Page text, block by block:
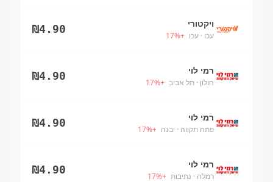
ויקטורי
עכו · עכו +
17%
₪4.90
רמי לוי
חולון · תל אביב +
17%
₪4.90
רמי לוי
פתח תקווה · יבנה +
17%
₪4.90
רמי לוי
רמלה · נתיבות +
17%
₪4.90